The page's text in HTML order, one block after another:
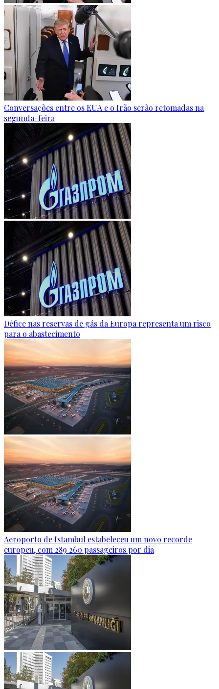
Conversações entre os EUA e o Irão serão retomadas na
segunda-feira
Défice nas reservas de gás da Europa representa um risco
para o abastecimento
Aeroporto de Istambul estabeleceu um novo recorde
europeu, com 289 260 passageiros por dia